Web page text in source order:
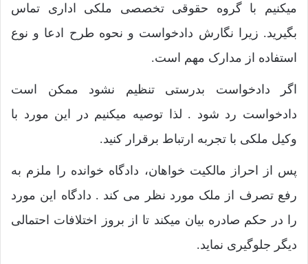
میکنیم با گروه حقوقی تخصصی ملکی اداری تماس
بگیرید. زیرا نگارش دادخواست و نحوه طرح ادعا و نوع
استفاده از مدارک مهم است.
اگر دادخواست بدرستی تنظیم نشود ممکن است
دادخواست رد شود . لذا توصیه میکنیم در این مورد با
وکیل ملکی با تجربه ارتباط برقرار کنید.
پس از احراز مالکیت خواهان، دادگاه خوانده را ملزم به
رفع تصرف از ملک مورد نظر می کند . دادگاه این مورد
را در حکم صادره بیان میکند تا از بروز اختلافات احتمالی
دیگر جلوگیری نماید.